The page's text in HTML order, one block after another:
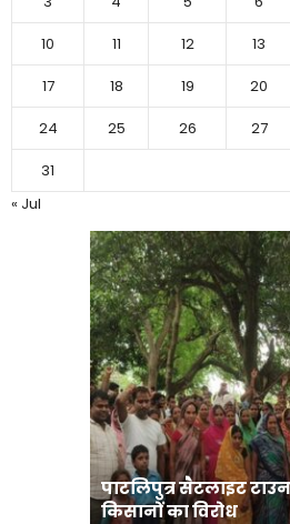
10
11 12 13
17
18 19 20
24
25 26 27
31
« Jul
पाटलिपुत्र सैटलाइट
किसानों का विरोध